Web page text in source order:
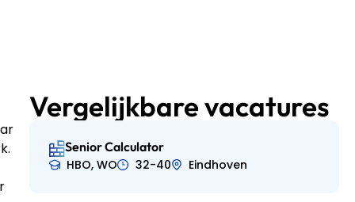
Vergelijkbare vacatures
Senior Calculator
HBO, WO
32-40 Eindhoven